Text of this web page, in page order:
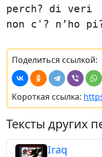
perch? di veri
non c'? n’ho
Поделиться ссылкой:
Короткая ссылка:
Тексты других
Iraq